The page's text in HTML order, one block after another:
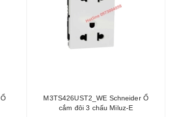
M3TS426UST2_WE Schneider Ổ
cắm đôi 3 chấu Miluz-E